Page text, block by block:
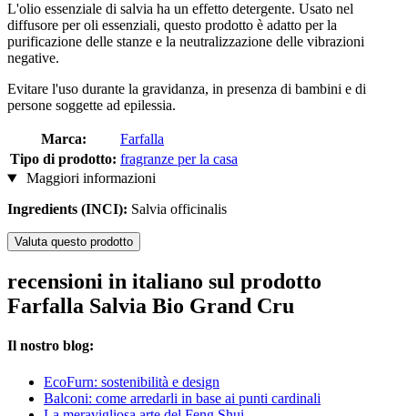
L'olio essenziale di salvia ha un effetto detergente. Usato nel
diffusore per oli essenziali, questo prodotto è adatto per la
purificazione delle stanze e la neutralizzazione delle vibrazioni
negative.
Evitare l'uso durante la gravidanza, in presenza di bambini e di
persone soggette ad epilessia.
Marca:
Farfalla
Tipo di prodotto: fragranze per la casa
Maggiori informazioni
Ingredients (INCI): Salvia officinalis
Valuta questo prodotto
recensioni in italiano sul prodotto
Farfalla Salvia Bio Grand Cru
Il nostro blog:
EcoFurn: sostenibilità e design
Balconi: come arredarli in base ai punti cardinali